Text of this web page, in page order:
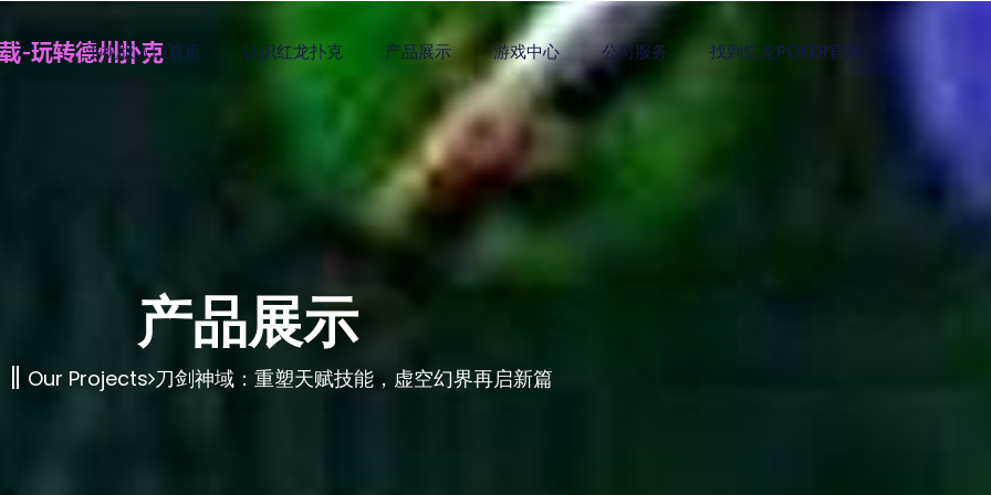
手机版入口首页 认识红龙扑克 产品展示 游戏中心 公司服务 找到红龙POKER官网
产品展示
Our Projects 刀剑神域：重塑天赋技能，虚空幻界再启新篇